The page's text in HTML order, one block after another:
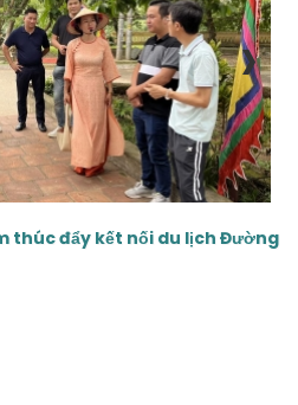
thúc đẩy kết nối du lịch Đường
›